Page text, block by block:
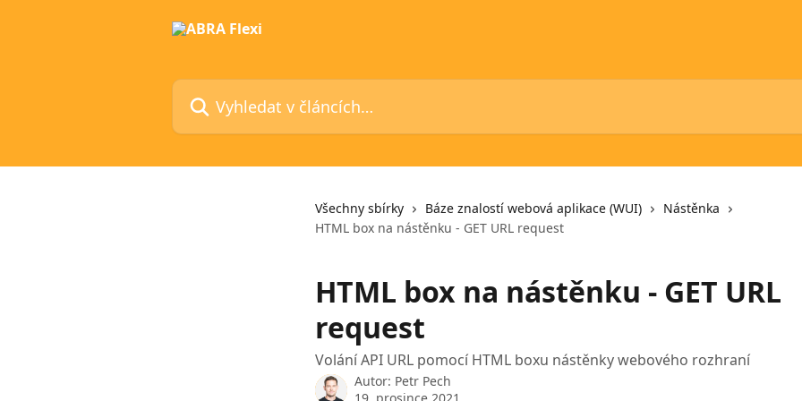
Vyhledat v článcích…
Všechny sbírky Báze znalostí webová aplikace (WUI)
Nástěnka
HTML box na nástěnku - GET URL request
HTML box na nástěnku - GET URL
request
Volání API URL pomocí HTML boxu nástěnky webového rozhraní
Autor: Petr Pech